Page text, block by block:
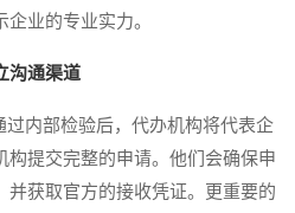
业的专业实力。
沟通渠道
内部检验后，代办机构将代表企
构提交完整的申请。他们会确保申
并获取官方的接收凭证。更重要的